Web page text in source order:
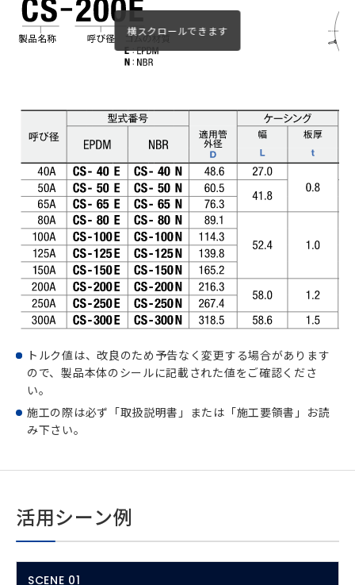
トルク値は、改良のため予告なく変更する場合があります
ので、製品本体のシールに記載された値をご確認くださ
い。
施工の際は必ず「取扱説明書」または「施工要領書」お読
み下さい。
活用シーン例
SCENE 01